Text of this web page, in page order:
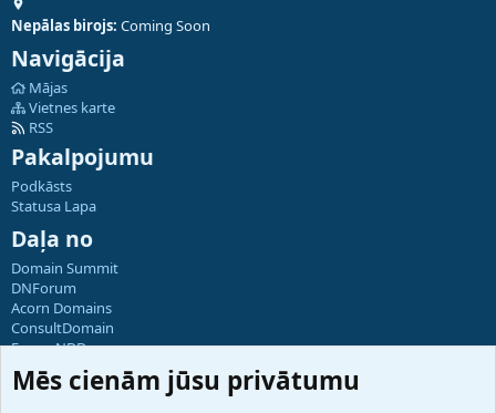
Nepālas birojs: Coming Soon
Navigācija
Mājas
Vietnes karte
RSS
Pakalpojumu
Podkāsts
Statusa Lapa
Daļa no
Domain Summit
DNForum
Acorn Domains
ConsultDomain
ForumNDD
Domainforum.ro
27.be
Mēs cienām jūsu privātumu